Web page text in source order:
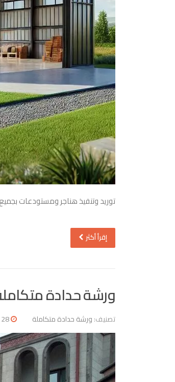
توريد وتنفيذ هناجر ومستودعات
إقرأ أكثر
ورشة حدادة
28 مايو، 2025 تصنيف:ورشة حدادة متكاملة